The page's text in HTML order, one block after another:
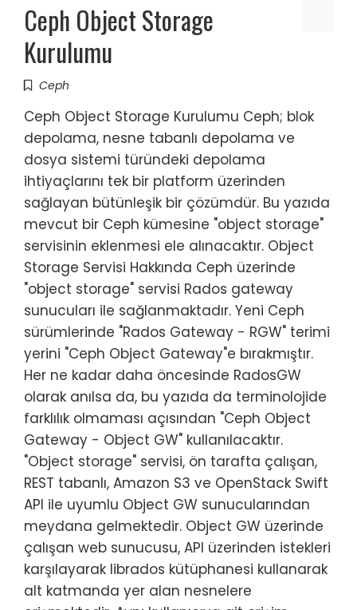
Ceph Object Storage
Kurulumu
Ceph
Ceph Object Storage Kurulumu Ceph; blok
depolama, nesne tabanlı depolama ve
dosya sistemi türündeki depolama
ihtiyaçlarını tek bir platform üzerinden
sağlayan bütünleşik bir çözümdür. Bu yazıda
mevcut bir Ceph kümesine "object storage"
servisinin eklenmesi ele alınacaktır. Object
Storage Servisi Hakkında Ceph üzerinde
"object storage" servisi Rados gateway
sunucuları ile sağlanmaktadır. Yeni Ceph
sürümlerinde "Rados Gateway - RGW" terimi
yerini "Ceph Object Gateway"e bırakmıştır.
Her ne kadar daha öncesinde RadosGW
olarak anılsa da, bu yazıda da terminolojide
farklılık olmaması açısından "Ceph Object
Gateway - Object GW" kullanılacaktır.
"Object storage" servisi, ön tarafta çalışan,
REST tabanlı, Amazon S3 ve OpenStack Swift
API ile uyumlu Object GW sunucularından
meydana gelmektedir. Object GW üzerinde
çalışan web sunucusu, API üzerinden istekleri
karşılayarak librados kütüphanesi kullanarak
alt katmanda yer alan nesnelere